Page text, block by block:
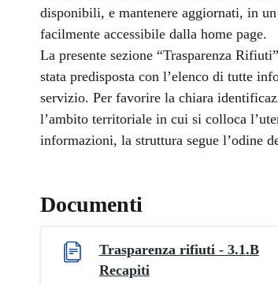
disponibili, e mantenere aggiornati, in
facilmente accessibile dalla home page.
La presente sezione “Trasparenza
stata predisposta con l’elenco di tutte
servizio. Per favorire la chiara
l’ambito territoriale in cui si colloca
informazioni, la struttura segue l’odine
Documenti
Trasparenza rifiuti - 3.1.B
Recapiti